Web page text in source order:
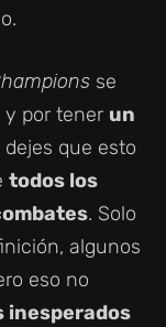
se
y por tener un
dejes que esto
todos los
. Solo
algunos
eso no
inesperados